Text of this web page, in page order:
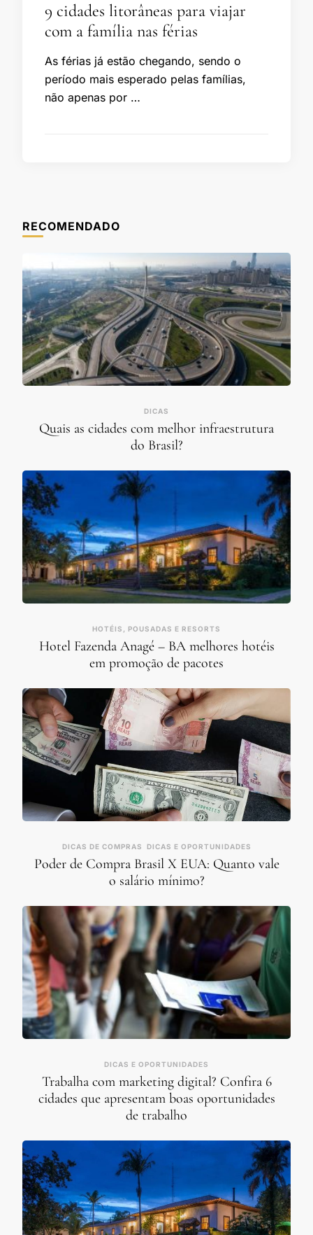
9 cidades litorâneas para viajar
com a família nas férias
As férias já estão chegando, sendo o
período mais esperado pelas famílias,
não apenas por …
RECOMENDADO
DICAS
Quais as cidades com melhor infraestrutura
do Brasil?
HOTÉIS, POUSADAS E RESORTS
Hotel Fazenda Anagé – BA melhores hotéis
em promoção de pacotes
DICAS DE COMPRAS DICAS E OPORTUNIDADES
Poder de Compra Brasil X EUA: Quanto vale
o salário mínimo?
DICAS E OPORTUNIDADES
Trabalha com marketing digital? Confira 6
cidades que apresentam boas oportunidades
de trabalho